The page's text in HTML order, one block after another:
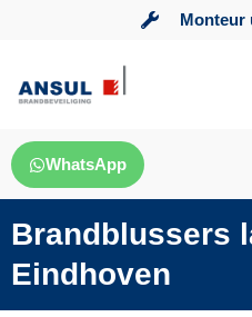
Monteur
WhatsApp
Brandblussers
Eindhoven